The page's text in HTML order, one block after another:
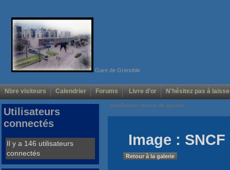
Gare de Grenoble
Nbre visiteurs Calendrier Forums Livre d'or N'hésitez pas à
Voir/Cacher menus de gauche
Image : SNCF
Retour à la galerie
Utilisateurs
connectés
Il y a 146 utilisateurs
connectés